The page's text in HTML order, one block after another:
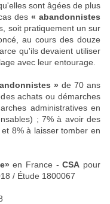
sont âgées de plus
des « abandonnistes
soit pratiquement un sur
au cours des douze
qu'ils devaient utiliser
avec leur entourage.
» de 70 ans
achats ou démarches
administratives en
; 7% à avoir des
8% à laisser tomber en
en France -CSA pour
/ Étude 1800067